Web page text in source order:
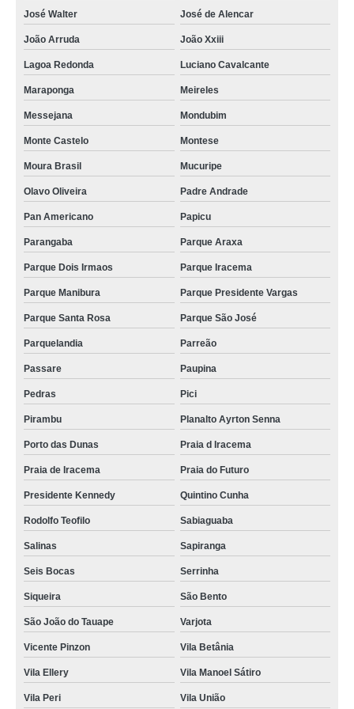
quanto custa coroa de flores enterro Joaquim Tavora
preço de coroa de flores para velório Salinas
quanto custa coroa de flores de luxo Moura Brasil
coroa de flor grande Dom Lustosa
coroa de flor Parque Iracema
coroa de flores com frase comprar Parreão
coroa de flor grande Parque Dois Irmaos
coroa de flor enterro Dias Macedo
quanto custa coroa de flores Vila Peri
coroa de flor para funeral Jardim Guanabara
quanto custa coroa de flores básica Bom Futuro
quanto custa coroa de flores Barroso
coroa flor Benfica
preço de coroa de flores grande Dom Lustosa
coroa de flores de luxo Siqueira
quanto custa coroa de flores rosas Paupina
coroa de flor para velório Couto Fernandes
coroa de flor velório Boa Vista
preço de coroa de flores rosas Aldeota
coroa de flores para funeral comprar José Bonifácio
coroa de flor de luxo Praia de Iracema
José Walter José de Alencar
João Arruda João Xxiii
Lagoa Redonda Luciano Cavalcante
Maraponga Meireles
Messejana Mondubim
Monte Castelo Montese
Moura Brasil Mucuripe
Olavo Oliveira Padre Andrade
Pan Americano Papicu
Parangaba Parque Araxa
Parque Dois Irmaos Parque Iracema
Parque Manibura Parque Presidente Vargas
Parque Santa Rosa Parque São José
Parquelandia Parreão
Passare Paupina
Pedras Pici
Pirambu Planalto Ayrton Senna
Porto das Dunas Praia d Iracema
Praia de Iracema Praia do Futuro
Presidente Kennedy Quintino Cunha
Rodolfo Teofilo Sabiaguaba
Salinas Sapiranga
Seis Bocas Serrinha
Siqueira São Bento
São João do Tauape Varjota
Vicente Pinzon Vila Betânia
Vila Ellery Vila Manoel Sátiro
Vila Peri Vila União